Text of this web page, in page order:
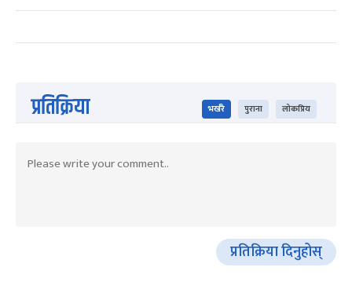
प्रतिक्रिया भर्खरै पुराना लोकप्रिय
प्रतिक्रिया दिनुहोस्